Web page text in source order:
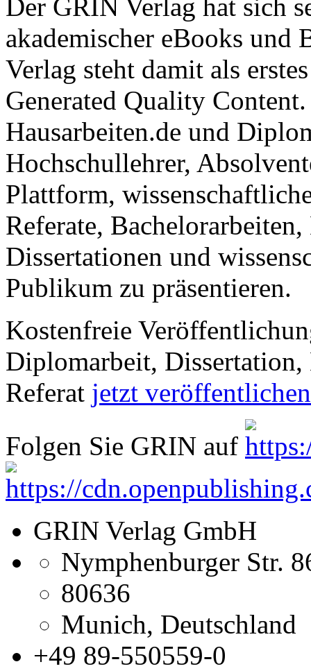
info@grin.com
AGB
Open Publishing
Über GRIN
Der GRIN Verlag hat sich
akademischer eBooks und
Verlag steht damit als
Generated Quality
Hausarbeiten.de und
Hochschullehrer,
Plattform,
Referate,
Dissertationen und
Publikum zu präsentieren.
Kostenfreie
Diplomarbeit,
Referat jetzt
Folgen Sie GRIN auf